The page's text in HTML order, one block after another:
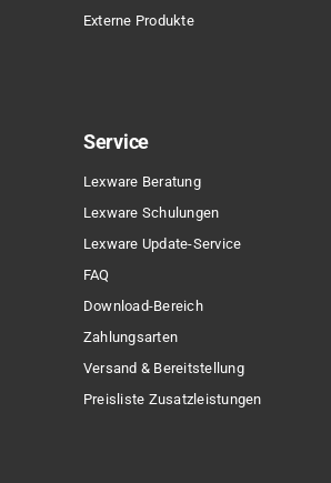
Externe Produkte
Service
Lexware Beratung
Lexware Schulungen
Lexware Update-Service
FAQ
Download-Bereich
Zahlungsarten
Versand & Bereitstellung
Preisliste Zusatzleistungen